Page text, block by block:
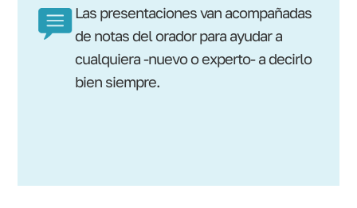
Las presentaciones van acompañadas
de notas del orador para ayudar a
cualquiera -nuevo o experto- a decirlo
bien siempre.